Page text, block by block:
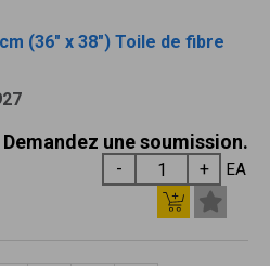
(36" x 38") Toile de fibre
Demandez une soumission.
EA